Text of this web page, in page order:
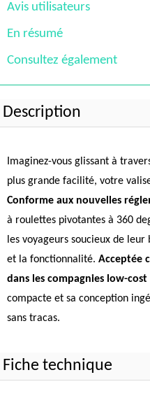
Avis utilisateurs
En résumé
Consultez également
Description
Imaginez-vous glissant à
plus grande facilité, votre
Conforme aux nouvelles
à roulettes pivotantes à 360
les voyageurs soucieux de
et la fonctionnalité. Acceptée
dans les compagnies low-cost
compacte et sa conception
sans tracas.
Fiche technique